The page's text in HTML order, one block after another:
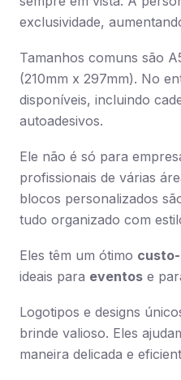
exclusividade,
Tamanhos comuns são
(210mm x 297mm). No
disponíveis, incluindo
autoadesivos.
Ele não é só para
profissionais de várias
blocos personalizados
tudo organizado com
Eles têm um ótimo
ideais para eventos e
Logotipos e designs
brinde valioso. Eles
maneira delicada e